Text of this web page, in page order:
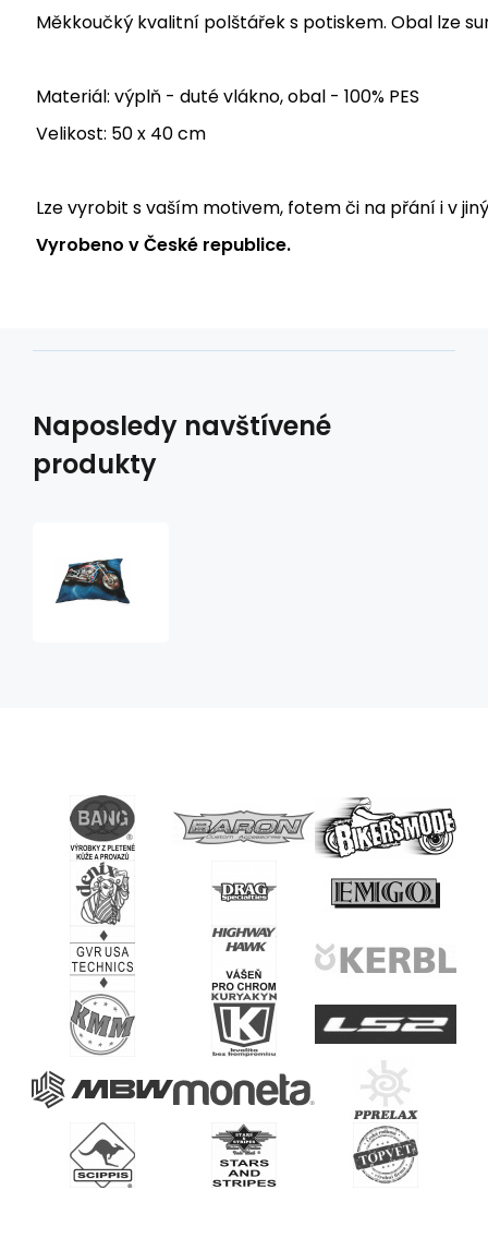
Měkkoučký kvalitní polštářek s potiskem. Obal lze
Materiál: výplň - duté vlákno, obal - 100% PES
Velikost: 50 x 40 cm
Lze vyrobit s vaším motivem, fotem či na přání i v
Vyrobeno v České republice.
Naposledy navštívené
produkty